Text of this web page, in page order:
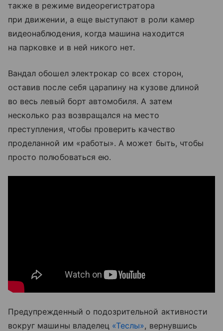
также в режиме видеорегистратора
при движении, а еще выступают в роли камер
видеонаблюдения, когда машина находится
на парковке и в ней никого нет.
Вандал обошел электрокар со всех сторон,
оставив после себя царапину на кузове длиной
во весь левый борт автомобиля. А затем
несколько раз возвращался на место
преступления, чтобы проверить качество
проделанной им «работы». А может быть, чтобы
просто полюбоваться ею.
Предупрежденный о подозрительной активности
вокруг машины владелец «Теслы», вернувшись